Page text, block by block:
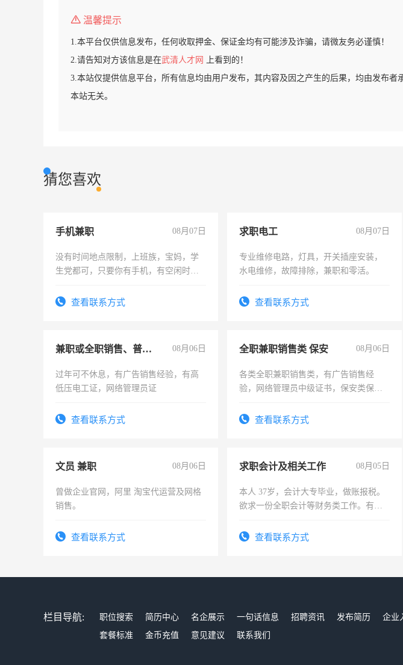
温馨提示
1.本平台仅供信息发布，任何收取押金、保证金均有可能涉及诈骗，请微友务必谨慎！
2.请告知对方该信息是在武清人才网
上看到的！
3.本站仅提供信息平台，所有信息均由用户发布，其内容及因之产生的后果，均由发布者
本站无关。
猜您喜欢
手机兼职 08月07日
没有时间地点限制，上班族，宝妈，学
生党都可，只要你有手机，有空闲时
勤快的四五十，每天挣零花钱没问题！
查看联系方式
求职电工 08月07日
专业维修电路，灯具，开关插座安装，
水电维修，故障排除，兼职和零活。
查看联系方式
兼职或全职销售、普工、维修 08月06日
过年可不休息，有广告销售经验，有高
低压电工证，网络管理员证
查看联系方式
全职兼职销售类 保安 08月06日
各类全职兼职销售类，有广告销售经
验，网络管理员中级证书，保安类保安
有高低压电工证和十几年工作经验
查看联系方式
文员 兼职 08月06日
曾做企业官网，阿里 淘宝代运营及网格
销售。
查看联系方式
求职会计及相关工作 08月05日
本人 37岁，会计大专毕业，做账报税。
欲求一份全职会计等财务类工作。有会
查看联系方式
栏目导航: 职位搜索 简历中心 名企展示 一句话信息 招聘资讯 发布简历 企业
套餐标准
金币充值 意见建议 联系我们